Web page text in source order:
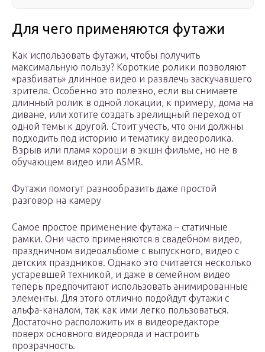
Для чего применяются футажи
Как использовать футажи, чтобы получить
максимальную пользу? Короткие ролики позволяют
«разбивать» длинное видео и развлечь заскучавшего
зрителя. Особенно это полезно, если вы снимаете
длинный ролик в одной локации, к примеру, дома на
диване, или хотите создать зрелищный переход от
одной темы к другой. Стоит учесть, что они должны
подходить под историю и тематику видеоролика.
Взрыв или пламя хороши в экшн фильме, но не в
обучающем видео или ASMR.
Футажи помогут разнообразить даже простой
разговор на камеру
Самое простое применение футажа – статичные
рамки. Они часто применяются в свадебном видео,
праздничном видеоальбоме с выпускного, видео с
детских праздников. Однако это считается несколько
устаревшей техникой, и даже в семейном видео
теперь предпочитают использовать анимированные
элементы. Для этого отлично подойдут футажи с
альфа-каналом, так как ими легко пользоваться.
Достаточно расположить их в видеоредакторе
поверх основного видеоряда и настроить
прозрачность.